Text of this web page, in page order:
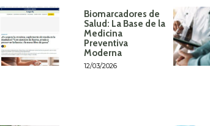
Biomarcadores de
Salud: La Base de la
Medicina
Preventiva
Moderna
12/03/2026